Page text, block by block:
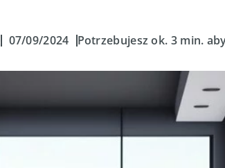
07/09/2024 Potrzebujesz ok. 3 min.